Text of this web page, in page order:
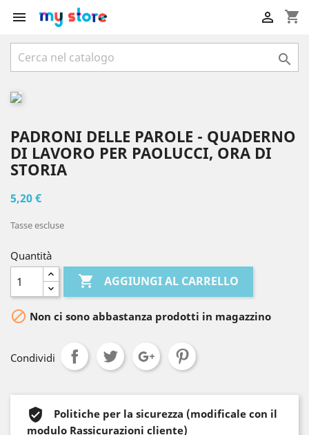
 shopping_cart


PADRONI DELLE PAROLE - QUADERNO
DI LAVORO PER PAOLUCCI, ORA DI
STORIA
5,20 €
Tasse escluse
Quantità
 AGGIUNGI AL CARRELLO
 Non ci sono abbastanza prodotti in magazzino
Condividi
Politiche per la sicurezza (modificale con il
modulo Rassicurazioni cliente)